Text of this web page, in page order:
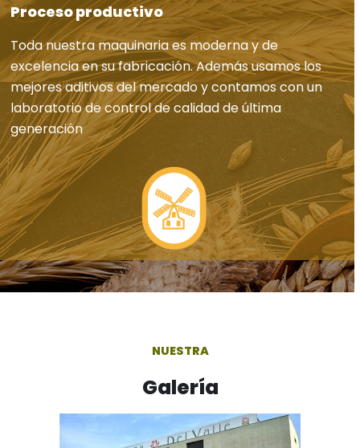
Proceso productivo
Toda nuestra maquinaria es moderna y de
excelencia en su fabricación. Además usamos los
mejores aditivos del mercado y contamos con un
laboratorio de control de calidad de última
generación
NUESTRA
Galería